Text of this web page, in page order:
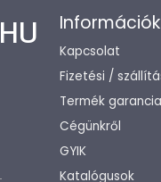
HU Információk
Kapcsolat
Fizetési /
Termék
Cégünkről
GYIK
Katalógusok